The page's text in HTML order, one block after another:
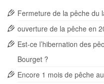
Fermeture de la pêche du
ouverture de la pêche en
Est-ce l’hibernation des
Bourget ?
Encore 1 mois de pêche